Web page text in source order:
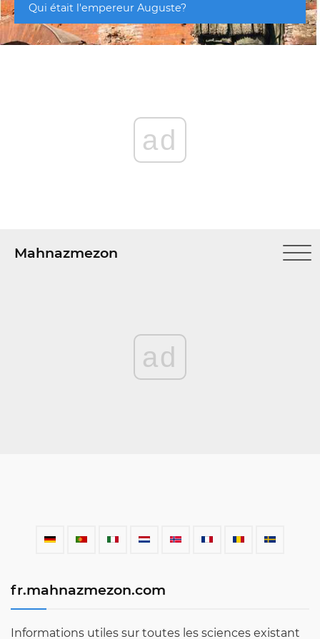
Qui était l'empereur Auguste?
ad
Mahnazmezon
ad
fr.mahnazmezon.com
Informations utiles sur toutes les sciences existant